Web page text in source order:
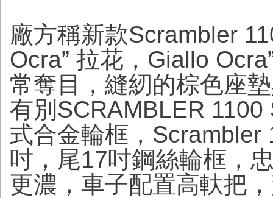
廠方稱新款Scrambler
Ocra” 拉花，Giallo
常奪目，縫紉的棕色座
有別SCRAMBLER
式合金輪框，Scrambler
吋，尾17吋鋼絲輪框，
更濃，車子配置高軑把